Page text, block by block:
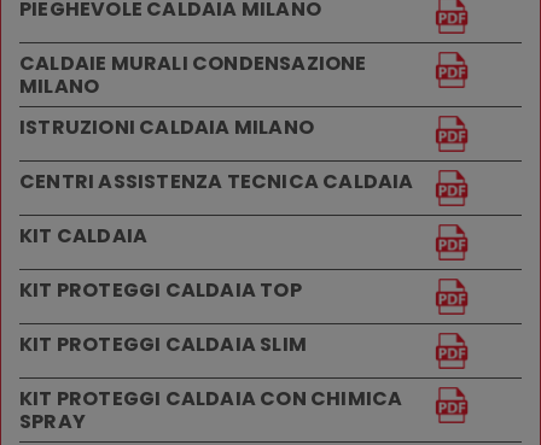
PIEGHEVOLE CALDAIA MILANO
CALDAIE MURALI CONDENSAZIONE
MILANO
ISTRUZIONI CALDAIA MILANO
CENTRI ASSISTENZA TECNICA CALDAIA
KIT CALDAIA
KIT PROTEGGI CALDAIA TOP
KIT PROTEGGI CALDAIA SLIM
KIT PROTEGGI CALDAIA CON CHIMICA
SPRAY